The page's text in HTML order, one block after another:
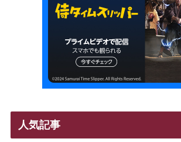
人気記事